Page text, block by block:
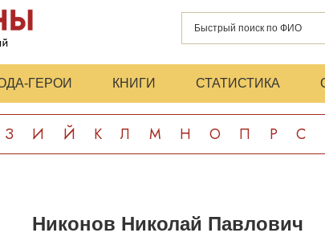
ГЕРОИ КНИГИ СТАТИСТИКА
З И Й К Л М Н О П Р С
Никонов Николай Павлович